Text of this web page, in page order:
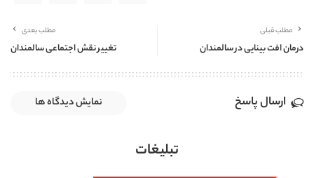
مطلب قبلی
درمان افت بینایی در سالمندان
مطلب بعدی
تغییر نقش اجتماعی سالمندان
ارسال پاسخ نمایش دیدگاه ها
تبلیغات